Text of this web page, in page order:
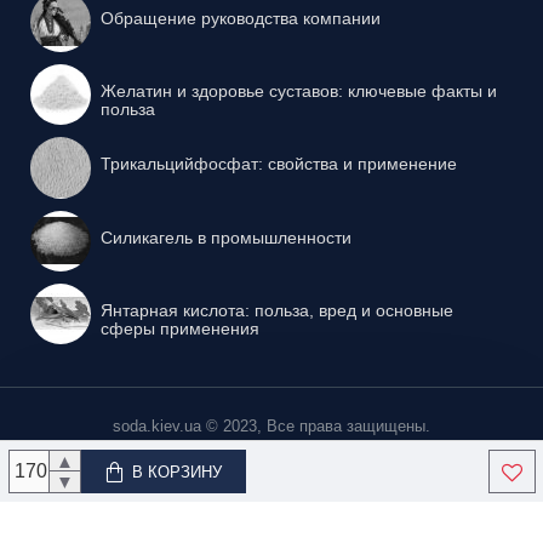
▲
▼
В КОРЗИНУ
нас Вы можете не только приобрести продукцию, но также
получить консультацию по технологическому применению
приобретенного сырья, получить методические указания и
другую информацию.
Цену и наличие, пожалуйста, уточняйте в отделе
продаж:
Обращение руководства компании
Желатин и здоровье суставов: ключевые факты и
польза
Трикальцийфосфат: свойства и применение
Силикагель в промышленности
Янтарная кислота: польза, вред и основные
сферы применения
soda.kiev.ua © 2023, Все права защищены.